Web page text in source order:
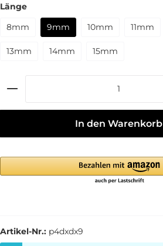
Länge
8mm
9mm 10mm 11mm
13mm 14mm 15mm
In den Warenkorb
Artikel-Nr.: p4dxdx9